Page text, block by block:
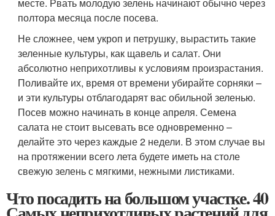
полтора месяца после посева.
Не сложнее, чем укроп и петрушку, вырастить такие
зеленные культуры, как щавель и салат. Они
абсолютно неприхотливы к условиям произрастания.
Поливайте их, время от времени убирайте сорняки –
и эти культуры отблагодарят вас обильной зеленью.
Посев можно начинать в конце апреля. Семена
салата не стоит высевать все одновременно –
делайте это через каждые 2 недели. В этом случае вы
на протяжении всего лета будете иметь на столе
свежую зелень с мягкими, нежными листиками.
Что посадить на большом участке. 40